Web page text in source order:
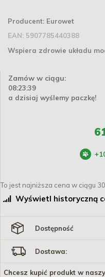
Producent: Eurowet
EAN: 5907785440388
Wspiera zdrowie układu
Zamów w ciągu:
08:23:39
a dzisiaj wyślemy paczkę!
+
To jest najniższa cena w ciągu
Wyświetl historyczną
Dostępność
Dostawa:
Chcesz kupić produkt w